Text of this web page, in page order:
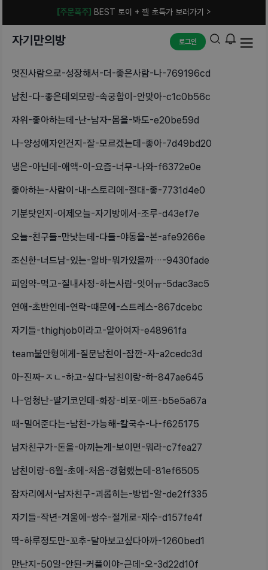
[주문폭주] BEST 토이 + 젤 초특가 보러가기 >
자기만의방 로그인
멋진사람으로-성장해서-더-좋은사람-나-769196cd
남친-다-좋은데외모랑-속궁합이-안맞아-c1c0b56c
자위-좋아하는데-난-남자-몸을-봐도-e20be59d
나-양성애자인건지-잘-모르겠는데-좋아-7d49bd20
냉은-아닌데-애액-이-요즘-너무-나와-f6372e0e
좋아하는-사람이-내-스토리에-절대-좋-7731d4e0
기분탓인지-어제오늘-자기방에서-조루-d43ef7e
오늘-친구들-만낫는데-다들-야동을-본-afe9266e
조신한-너드남-있는-알바-뭐가있을까…-9430fade
피임약-먹고-질내사정-하는사람-잇어ㅠ-5dac3ac5
연애-초반인데-연락-때문에-스트레스-867dcebc
자기들-thighjob이라고-알아여자-e48961fa
team불안형에게-질문남친이-잠깐-자-a2cedc3d
아-진짜-ㅈㄴ-하고-싶다-남친이랑-하-847ae645
나-엄청난-딸기코인데-화장-비포-에프-b5e5a67a
때-밀어준다는-남친-가능해-칼국수-나-f625175
남자친구가-돈을-아끼는게-보이면-뭐라-c7fea27
남친이랑-6월-초에-처음-경험했는데-81ef6505
잠자리에서-남자친구-괴롭히는-방법-알-de2ff335
자기들-작년-겨울에-쌍수-절개로-재수-d157fe4f
딱-하루정도만-꼬추-달아보고싶다아까-1260bed1
만난지-50일-안된-커플이야-근데-오-3d22d10f